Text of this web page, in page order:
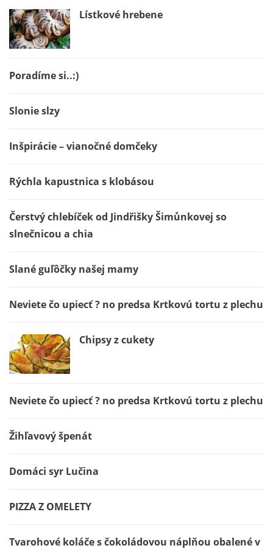
Lístkové hrebene
Poradíme si..:)
Slonie slzy
Inšpirácie – vianočné domčeky
Rýchla kapustnica s klobásou
Čerstvý chlebíček od Jindřišky Šimůnkovej so
slnečnicou a chia
Slané guľôčky našej mamy
Neviete čo upiecť ? no predsa Krtkovú tortu z plechu
Chipsy z cukety
Neviete čo upiecť ? no predsa Krtkovú tortu z plechu
Žihľavový špenát
Domáci syr Lučina
PIZZA Z OMELETY
Tvarohové koláče s čokoládovou náplňou obalené v